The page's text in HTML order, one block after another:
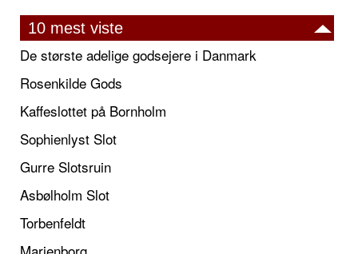
10 mest viste
De største adelige godsejere i Danmark
Rosenkilde Gods
Kaffeslottet på Bornholm
Sophienlyst Slot
Gurre Slotsruin
Asbølholm Slot
Torbenfeldt